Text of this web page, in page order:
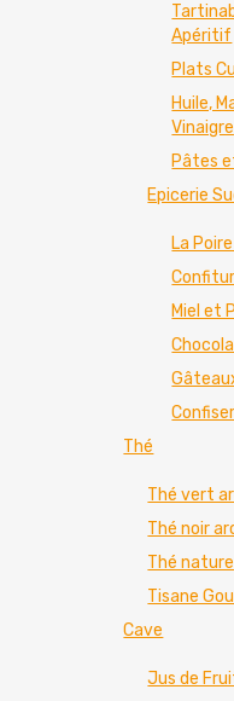
Apéritif
Plats
Huile,
Pâtes
Epicerie
La
Miel et
Thé
Thé vert
Thé noir
Thé nature
Tisane
Cave
Jus de